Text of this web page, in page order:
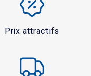
Prix attractifs